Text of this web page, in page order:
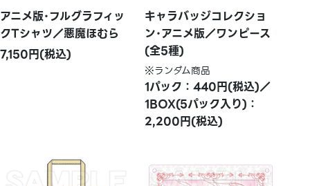
アニメ版･フルグラフィッ
クTシャツ／悪魔ほむら
7,150円(税込)
キャラバッジコレクショ
ン･アニメ版／ワンピース
(全5種)
※ランダム商品
1パック：440円(税込)／
1BOX(5パック入り)：
2,200円(税込)